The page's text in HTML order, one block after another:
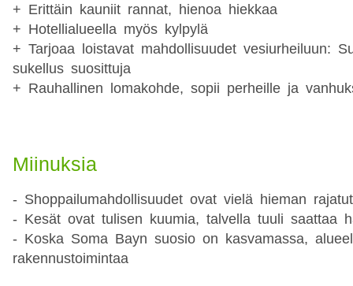
+ Erittäin kauniit rannat, hienoa hiekkaa
+ Hotellialueella myös kylpylä
+ Tarjoaa loistavat mahdollisuudet vesiurheiluun:
sukellus suosittuja
+ Rauhallinen lomakohde, sopii perheille ja
Miinuksia
- Shoppailumahdollisuudet ovat vielä hieman rajatut
- Kesät ovat tulisen kuumia, talvella tuuli saattaa
- Koska Soma Bayn suosio on kasvamassa,
rakennustoimintaa